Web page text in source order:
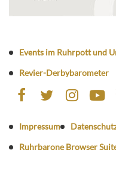
Events im Ruhrpott und
Revier-Derbybarometer
Impressum
Ruhrbarone Browser